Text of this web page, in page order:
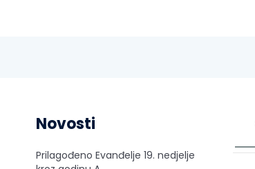
Novosti
Prilagođeno Evanđelje 19. nedjelje